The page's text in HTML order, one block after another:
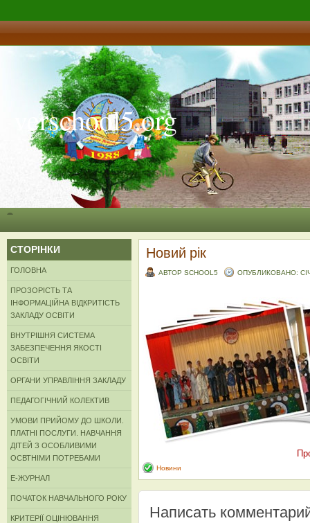
verschool5.org
СТОРІНКИ
ГОЛОВНА
ПРОЗОРІСТЬ ТА
ІНФОРМАЦІЙНА ВІДКРИТІСТЬ
ЗАКЛАДУ ОСВІТИ
ВНУТРІШНЯ СИСТЕМА
ЗАБЕЗПЕЧЕННЯ ЯКОСТІ
ОСВІТИ
ОРГАНИ УПРАВЛІННЯ ЗАКЛАДУ
ПЕДАГОГІЧНИЙ КОЛЕКТИВ
УМОВИ ПРИЙОМУ ДО ШКОЛИ.
ПЛАТНІ ПОСЛУГИ. НАВЧАННЯ
ДІТЕЙ З ОСОБЛИВИМИ
ОСВТНІМИ ПОТРЕБАМИ
Е-ЖУРНАЛ
ПОЧАТОК НАВЧАЛЬНОГО РОКУ
КРИТЕРІЇ ОЦІНЮВАННЯ
Новий рік
АВТОР SCHOOL5 ОПУБЛИКОВАНО:
Новини
Написать